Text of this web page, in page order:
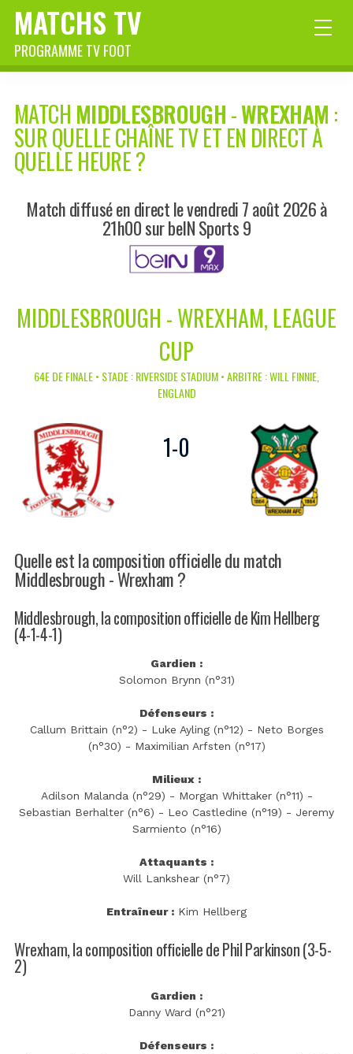
MATCHS TV
PROGRAMME TV FOOT
MATCH MIDDLESBROUGH-WREXHAM :
SUR QUELLE CHAÎNE TV ET EN DIRECT À
QUELLE HEURE ?
Match diffusé en direct le vendredi 7 août 2026 à
21h00 sur beIN Sports 9
MIDDLESBROUGH - WREXHAM, LEAGUE
CUP
64E DE FINALE • STADE : RIVERSIDE STADIUM • ARBITRE : WILL FINNIE,
ENGLAND
1-0
Quelle est la composition officielle du match
Middlesbrough - Wrexham ?
Middlesbrough, la composition officielle de Kim Hellberg
(4-1-4-1)
Gardien :
Solomon Brynn (n°31)
Défenseurs :
Callum Brittain (n°2) - Luke Ayling (n°12) - Neto Borges
(n°30) - Maximilian Arfsten (n°17)
Milieux :
Adilson Malanda (n°29) - Morgan Whittaker (n°11) -
Sebastian Berhalter (n°6) - Leo Castledine (n°19) - Jeremy
Sarmiento (n°16)
Attaquants :
Will Lankshear (n°7)
Entraîneur : Kim Hellberg
Wrexham, la composition officielle de Phil Parkinson (3-5-
2)
Gardien :
Danny Ward (n°21)
Défenseurs :